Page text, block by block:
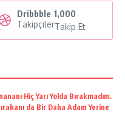
Dribbble 1,000
TakipçilerTakip Et
Hiç Yarı Yolda Bırakmadım.
da Bir Daha Adam Yerine